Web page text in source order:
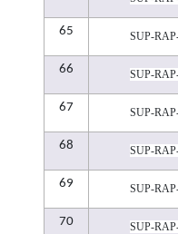
65 SUP-
66 SUP-
67 SUP-
68 SUP-
69 SUP-
70 SUP-